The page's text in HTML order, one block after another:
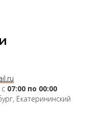
07:00 по 00:00
Екатерининский